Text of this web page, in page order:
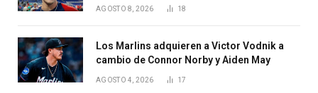
AGOSTO 8, 2026 18
Los Marlins adquieren a Victor Vodnik a
cambio de Connor Norby y Aiden May
AGOSTO 4, 2026 17